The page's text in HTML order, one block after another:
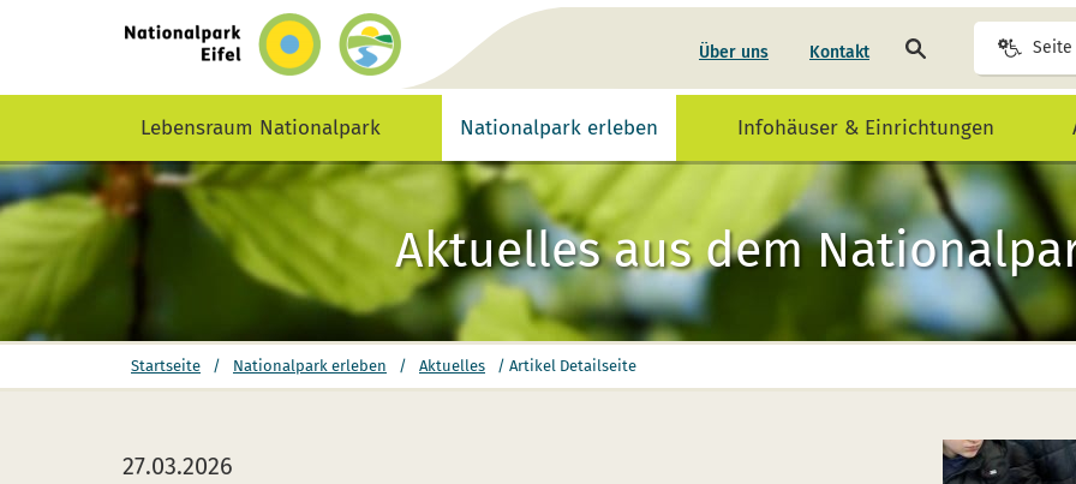
Startseite
Über uns Kontakt
durchsuchen
Lebensraum Nationalpark Nationalpark erleben Infohäuser & Einrichtungen
Aktuelles aus dem
sich
Startseite / Nationalpark erleben / Aktuelles / Artikel Detailseite
27.03.2026